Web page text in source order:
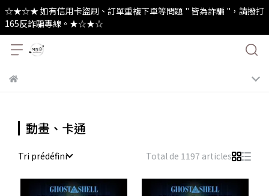
☆★☆★ 如有信用卡盜刷、訂單重複下單等問題 " 皆為詐騙 "，請撥打
165反詐騙專線。★☆★☆
動畫、卡通
Tri prédéfini Total de 1197 articles